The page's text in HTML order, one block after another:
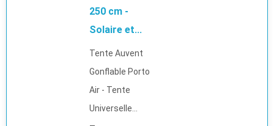
250 cm -
Solaire et...
Tente Auvent
Gonflable Porto
Air - Tente
Universelle...